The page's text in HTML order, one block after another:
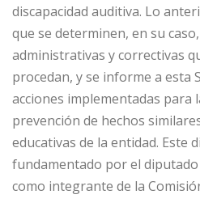
discapacidad auditiva. Lo
que se determinen, en su
administrativas y correctivas
procedan, y se informe a esta
acciones implementadas para
prevención de hechos
educativas de la entidad. Este
fundamentado por el
como integrante de la